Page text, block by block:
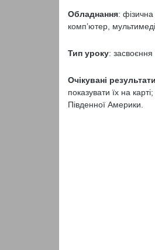
Обладнання: фізична
комп’ютер,
Тип уроку: засвоєння
Очікувані результати
показувати їх на
Південної Америки.